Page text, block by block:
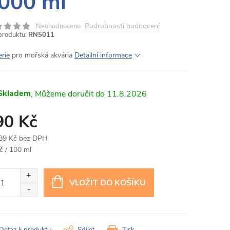
Neohodnoceno Podrobnosti hodnocení
RN5011
pro mořská akvária Detailní informace
11.8.2026
Kč
Kč bez DPH
/ 100 ml
VLOŽIT DO KOŠÍKU